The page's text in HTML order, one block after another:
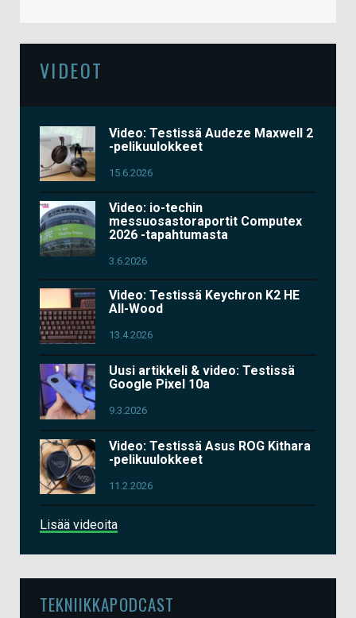
VIDEOT
Video: Testissä Audeze Maxwell 2
-pelikuulokkeet
15.6.2026
Video: io-techin
messuosastoraportit Computex
2026 -tapahtumasta
3.6.2026
Video: Testissä Keychron K2 HE
All-Wood
13.4.2026
Uusi artikkeli & video: Testissä
Google Pixel 10a
9.3.2026
Video: Testissä Asus ROG Kithara
-pelikuulokkeet
11.2.2026
Lisää videoita
TEKNIIKKAPODCAST